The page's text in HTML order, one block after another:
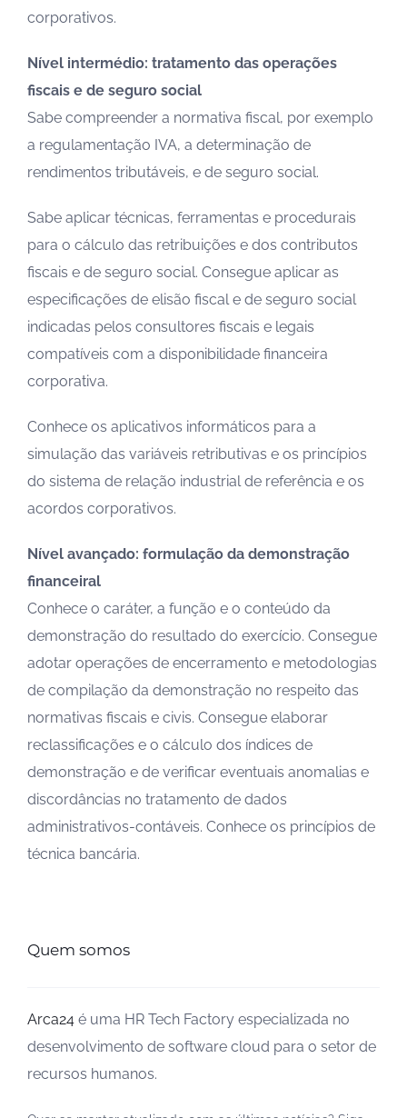
corporativos.
Nível intermédio: tratamento das operações
fiscais e de seguro social
Sabe compreender a normativa fiscal, por exemplo
a regulamentação IVA, a determinação de
rendimentos tributáveis, e de seguro social.
Sabe aplicar técnicas, ferramentas e procedurais
para o cálculo das retribuições e dos contributos
fiscais e de seguro social. Consegue aplicar as
especificações de elisão fiscal e de seguro social
indicadas pelos consultores fiscais e legais
compatíveis com a disponibilidade financeira
corporativa.
Conhece os aplicativos informáticos para a
simulação das variáveis retributivas e os princípios
do sistema de relação industrial de referência e os
acordos corporativos.
Nível avançado: formulação da demonstração
financeiral
Conhece o caráter, a função e o conteúdo da
demonstração do resultado do exercício. Consegue
adotar operações de encerramento e metodologias
de compilação da demonstração no respeito das
normativas fiscais e civis. Consegue elaborar
reclassificações e o cálculo dos índices de
demonstração e de verificar eventuais anomalias e
discordâncias no tratamento de dados
administrativos-contáveis. Conhece os princípios de
técnica bancária.
Quem somos
Arca24é uma HR Tech Factory especializada no
desenvolvimento de software cloud para o setor de
recursos humanos.